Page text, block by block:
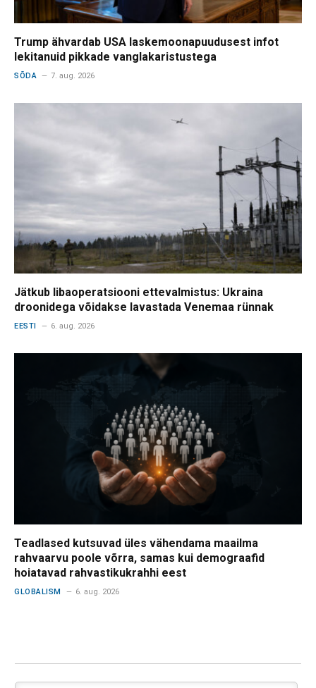
Trump ähvardab USA laskemoonapuudusest infot
lekitanuid pikkade vanglakaristustega
SÕDA 7. aug. 2026
Jätkub libaoperatsiooni ettevalmistus: Ukraina
droonidega võidakse lavastada Venemaa rünnak
EESTI 6. aug. 2026
Teadlased kutsuvad üles vähendama maailma
rahvaarvu poole võrra, samas kui demograafid
hoiatavad rahvastikukrahhi eest
GLOBALISM 6. aug. 2026